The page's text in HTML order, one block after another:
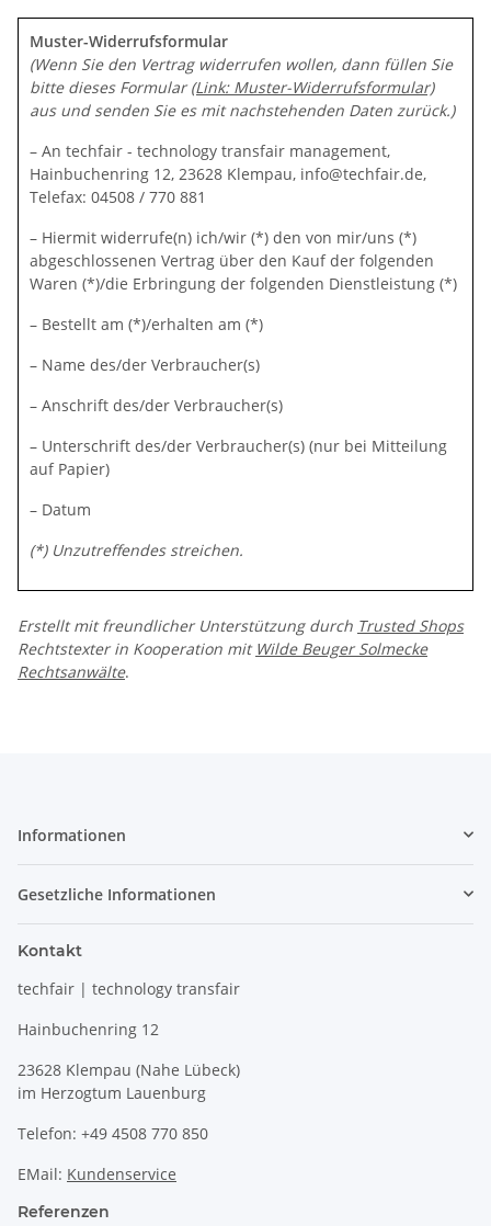
Muster-Widerrufsformular
(Wenn Sie den Vertrag widerrufen wollen, dann füllen Sie
bitte dieses Formular(Link: Muster-Widerrufsformular)
aus und senden Sie es mit nachstehenden Daten zurück.)
– An techfair - technology transfair management,
Hainbuchenring 12, 23628 Klempau, info@techfair.de,
Telefax: 04508 / 770 881
– Hiermit widerrufe(n) ich/wir (*) den von mir/uns (*)
abgeschlossenen Vertrag über den Kauf der folgenden
Waren (*)/die Erbringung der folgenden Dienstleistung (*)
– Bestellt am (*)/erhalten am (*)
– Name des/der Verbraucher(s)
– Anschrift des/der Verbraucher(s)
– Unterschrift des/der Verbraucher(s) (nur bei Mitteilung
auf Papier)
– Datum
(*) Unzutreffendes streichen.
Erstellt mit freundlicher Unterstützung durch Trusted Shops
Rechtstexter in Kooperation mit Wilde Beuger Solmecke
Rechtsanwälte.
Informationen
Gesetzliche Informationen
Kontakt
techfair | technology transfair
Hainbuchenring 12
23628 Klempau (Nahe Lübeck)
im Herzogtum Lauenburg
Telefon: +49 4508 770 850
EMail: Kundenservice
Referenzen